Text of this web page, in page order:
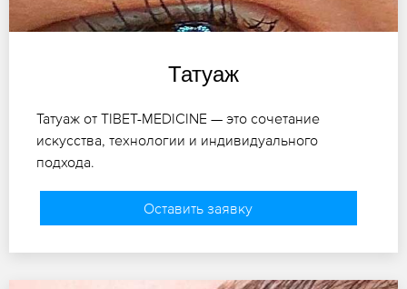
Татуаж
Татуаж от TIBET-MEDICINE — это сочетание
искусства, технологии и индивидуального
подхода.
Оставить заявку